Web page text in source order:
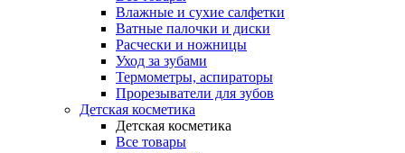
Влажные и сухие салфетки
Ватные палочки и диски
Расчески и ножницы
Уход за зубами
Термометры, аспираторы
Прорезыватели для зубов
Детская косметика
Детская косметика
Все товары